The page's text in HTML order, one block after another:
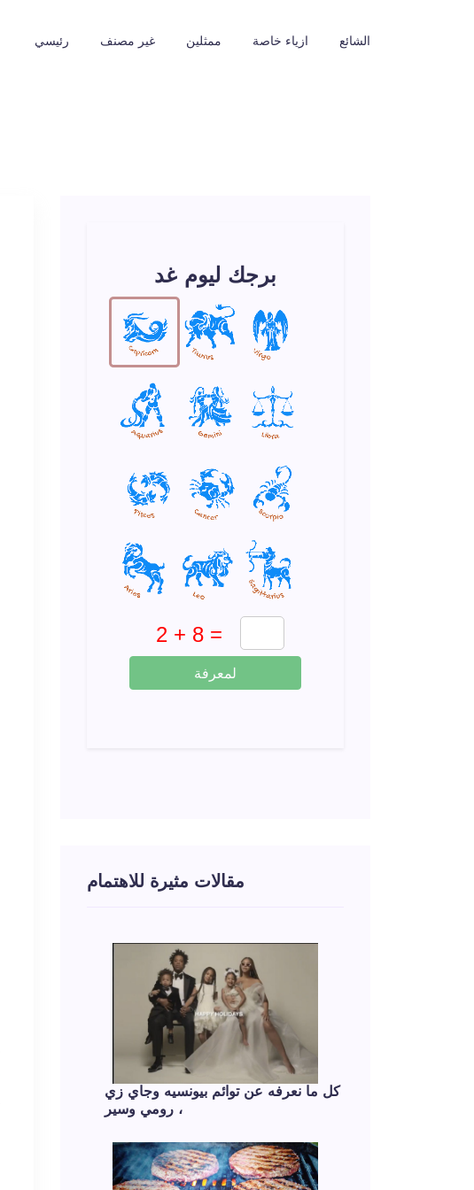
رئيسي غير مصنف ممثلين ازياء خاصة الشائع
برجك ليوم غد
لمعرفة
مقالات مثيرة للاهتمام
كل ما نعرفه عن توائم بيونسيه وجاي زي
، رومي وسير